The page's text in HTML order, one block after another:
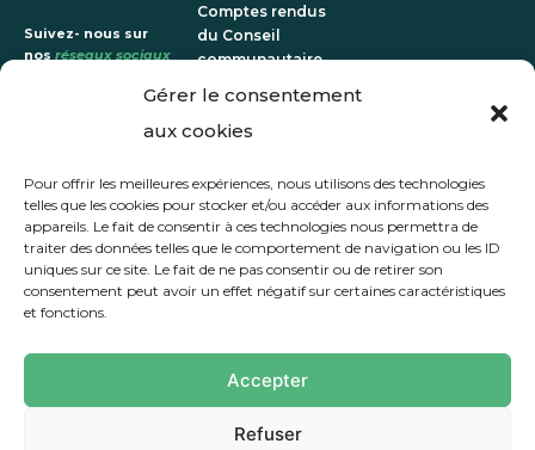
Gérer le consentement
aux cookies
Pour offrir les meilleures expériences, nous utilisons des technologies
telles que les cookies pour stocker et/ou accéder aux informations des
appareils. Le fait de consentir à ces technologies nous permettra de
traiter des données telles que le comportement de navigation ou les ID
uniques sur ce site. Le fait de ne pas consentir ou de retirer son
consentement peut avoir un effet négatif sur certaines caractéristiques
et fonctions.
Accepter
Refuser
Suivez- nous sur
nos réseaux sociaux
Comptes rendus
du Conseil
communautaire
d’entreprises
.
S’implanter et
se développer
.
Nos solutions
foncières
ÉPANOUIE
culturelle et
sportive
dynamique
•
La Communauté
de communes
aux côtés des
associations
LES ACTUS
prépare l’avenir
GRANDS
PROJETS